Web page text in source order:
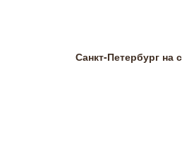
Санкт-Петербург на